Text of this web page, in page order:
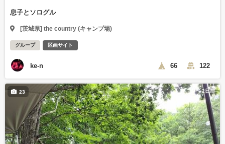
息子とソログル
[茨城県] the country (キャンプ場)
グループ 区画サイト
ke-n 66 122
2日前
23